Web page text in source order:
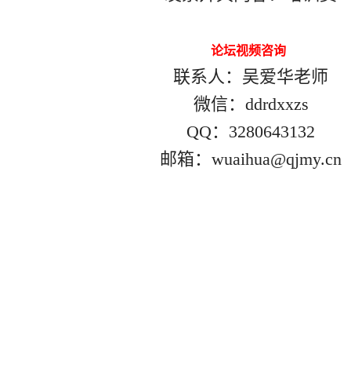
论坛视频咨询
联系人：吴爱华老师
微信：ddrdxxzs
QQ：3280643132
邮箱：wuaihua@qjmy.cn